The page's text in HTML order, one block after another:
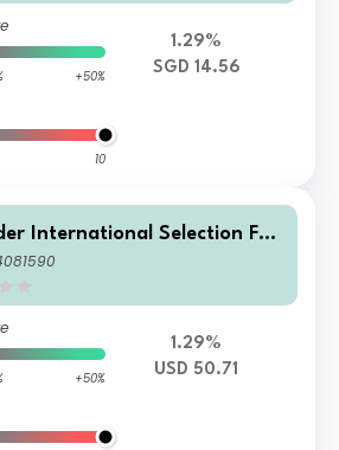
+50%
10
1.29%
SGD 14.56
International Selection Fun
Opportunities S Accumulati
+50%
1.29%
USD 50.71